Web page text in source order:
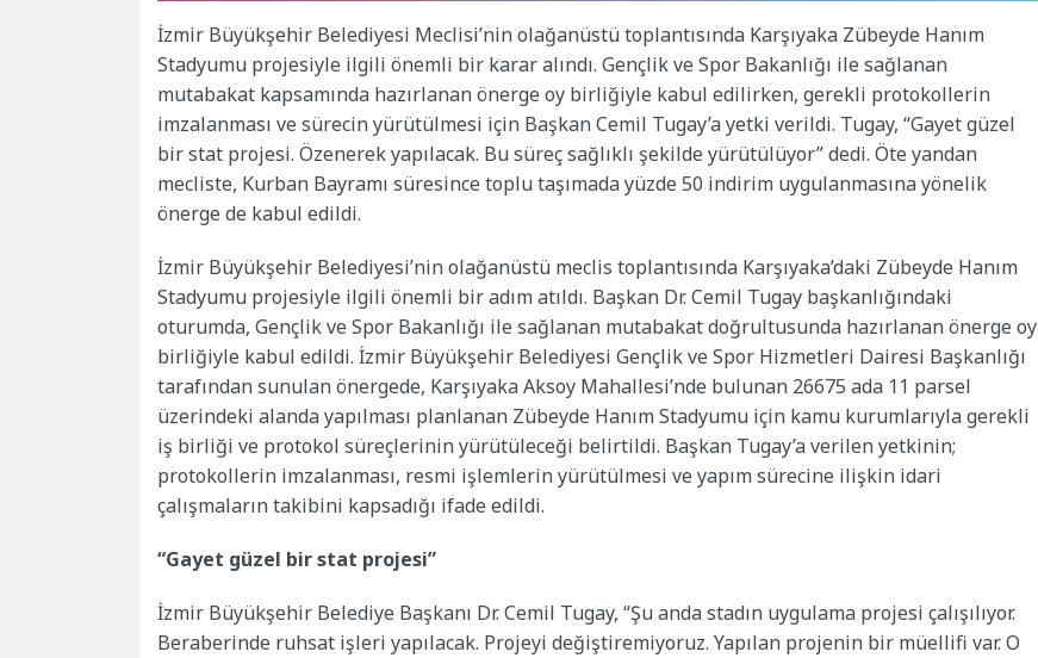
İzmir Büyükşehir Belediyesi Meclisi’nin olağanüstü toplantısında Karşıyaka Zübeyde Hanım
Stadyumu projesiyle ilgili önemli bir karar alındı. Gençlik ve Spor Bakanlığı ile sağlanan
mutabakat kapsamında hazırlanan önerge oy birliğiyle kabul edilirken, gerekli protokollerin
imzalanması ve sürecin yürütülmesi için Başkan Cemil Tugay’a yetki verildi. Tugay, “Gayet güzel
bir stat projesi. Özenerek yapılacak. Bu süreç sağlıklı şekilde yürütülüyor” dedi. Öte yandan
mecliste, Kurban Bayramı süresince toplu taşımada yüzde 50 indirim uygulanmasına yönelik
önerge de kabul edildi.
İzmir Büyükşehir Belediyesi’nin olağanüstü meclis toplantısında Karşıyaka’daki Zübeyde Hanım
Stadyumu projesiyle ilgili önemli bir adım atıldı. Başkan Dr. Cemil Tugay başkanlığındaki
oturumda, Gençlik ve Spor Bakanlığı ile sağlanan mutabakat doğrultusunda hazırlanan önerge oy
birliğiyle kabul edildi. İzmir Büyükşehir Belediyesi Gençlik ve Spor Hizmetleri Dairesi Başkanlığı
tarafından sunulan önergede, Karşıyaka Aksoy Mahallesi’nde bulunan 26675 ada 11 parsel
üzerindeki alanda yapılması planlanan Zübeyde Hanım Stadyumu için kamu kurumlarıyla gerekli
iş birliği ve protokol süreçlerinin yürütüleceği belirtildi. Başkan Tugay’a verilen yetkinin;
protokollerin imzalanması, resmi işlemlerin yürütülmesi ve yapım sürecine ilişkin idari
çalışmaların takibini kapsadığı ifade edildi.
“Gayet güzel bir stat projesi”
İzmir Büyükşehir Belediye Başkanı Dr. Cemil Tugay, “Şu anda stadın uygulama projesi çalışılıyor.
Beraberinde ruhsat işleri yapılacak. Projeyi değiştiremiyoruz. Yapılan projenin bir müellifi var. O